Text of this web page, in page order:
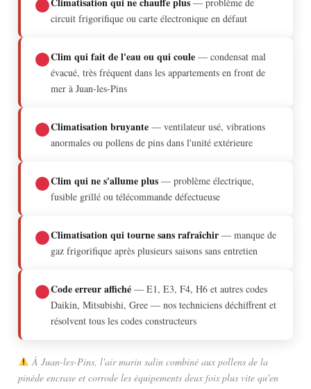
circuit frigorifique ou carte électronique en défaut
Clim qui fait de l'eau ou qui coule— condensat mal
évacué, très fréquent dans les appartements en front de
mer à Juan-les-Pins
Climatisation bruyante— ventilateur usé, vibrations
anormales ou pollens de pins dans l'unité extérieure
Clim qui ne s'allume plus— problème électrique,
fusible grillé ou télécommande défectueuse
Climatisation qui tourne sans rafraîchir— manque de
gaz frigorifique après plusieurs saisons sans entretien
Code erreur affiché— E1, E3, F4, H6 et autres codes
Daikin, Mitsubishi, Gree — nos techniciens déchiffrent et
résolvent tous les codes constructeurs
À Juan-les-Pins, l'air marin salin combiné aux pollens de la
pinède encrase et corrode les équipements deux fois plus vite qu'en